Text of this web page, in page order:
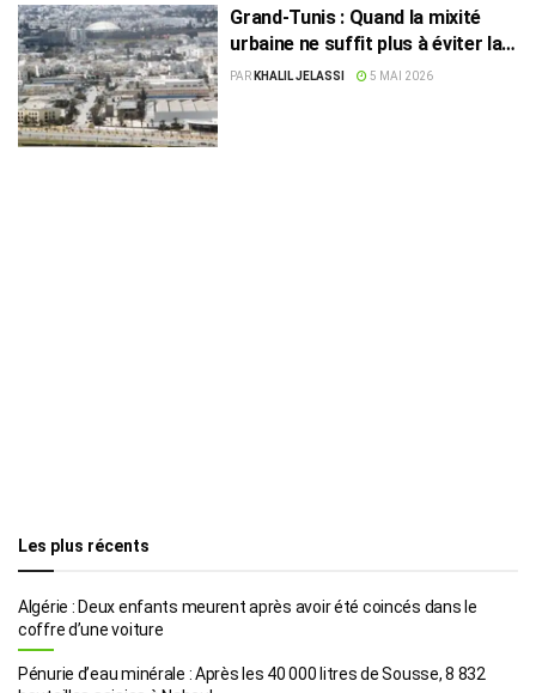
Grand-Tunis : Quand la mixité
urbaine ne suffit plus à éviter la
ségrégation
PAR KHALIL JELASSI 5 MAI 2026
Les plus récents
Algérie : Deux enfants meurent après avoir été coincés dans le
coffre d’une voiture
Pénurie d’eau minérale : Après les 40 000 litres de Sousse, 8 832